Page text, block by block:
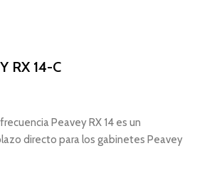
RX 14-C
Peavey RX 14 es un
directo para los gabinetes Peavey